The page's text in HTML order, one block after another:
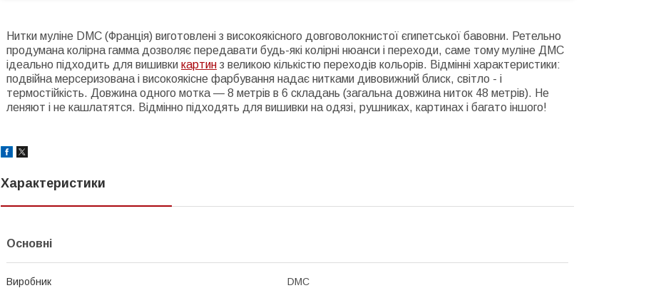
Нитки муліне DMC (Франція) виготовлені з високоякісного довговолокнистої єгипетської бавовни. Ретельно
продумана колірна гамма дозволяє передавати будь-які колірні нюанси і переходи, саме тому муліне ДМС
ідеально підходить для вишивки картин з великою кількістю переходів кольорів. Відмінні характеристики:
подвійна мерсеризована і високоякісне фарбування надає нитками дивовижний блиск, світло - і
термостійкість. Довжина одного мотка ― 8 метрів в 6 складань (загальна довжина ниток 48 метрів). Не
леняют і не кашлатятся. Відмінно підходять для вишивки на одязі, рушниках, картинах і багато іншого!
Характеристики
Основні
Виробник DMC